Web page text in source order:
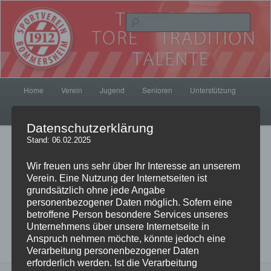
Inhalt
wechseln
SV Bommersheim 1912
Home Verein Jugend Senioren Unterstützung
Navigation
IMG-20141112-WA0002
Veröffentlicht13. November 2014am1280 × 720inSVB ganz weit
oben!
Datenschutzerklärung
Stand: 06.02.2025
Wir freuen uns sehr über Ihr Interesse an unserem
Verein. Eine Nutzung der Internetseiten ist
grundsätzlich ohne jede Angabe
personenbezogener Daten möglich. Sofern eine
betroffene Person besondere Services unseres
Unternehmens über unsere Internetseite in
Anspruch nehmen möchte, könnte jedoch eine
Verarbeitung personenbezogener Daten
erforderlich werden. Ist die Verarbeitung